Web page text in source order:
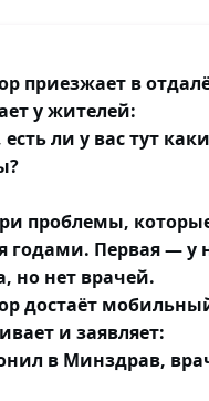
приезжает в
у жителей:
ли у вас тут
проблемы,
годами. Первая — у
но нет врачей.
достаёт
и заявляет:
в Минздрав,